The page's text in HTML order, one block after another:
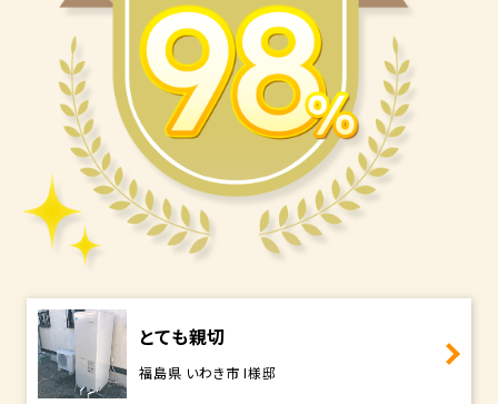
とても親切
福島県 いわき市 I様邸